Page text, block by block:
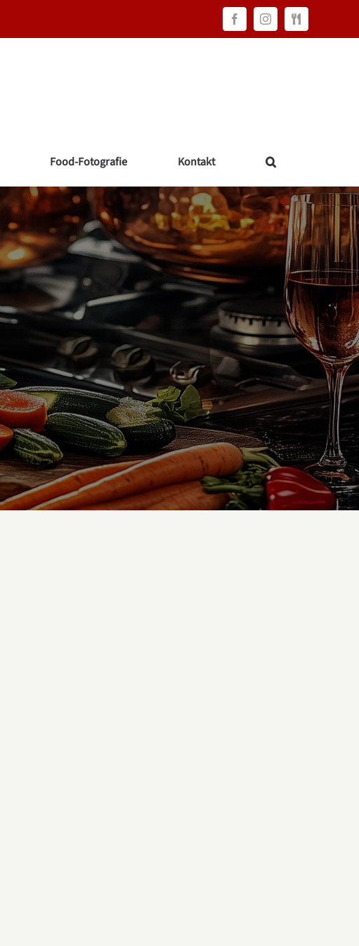
FacebookInstagramFAWC
Consulting
Food-Fotografie Kontakt